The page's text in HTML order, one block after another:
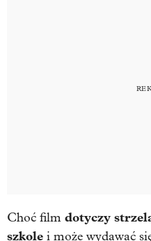
Choć film dotyczy
szkole i może wydawać